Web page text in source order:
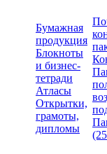
Бумажная
продукция
Блокноты
и бизнес-
тетради
Атласы
Открытки,
грамоты,
дипломы